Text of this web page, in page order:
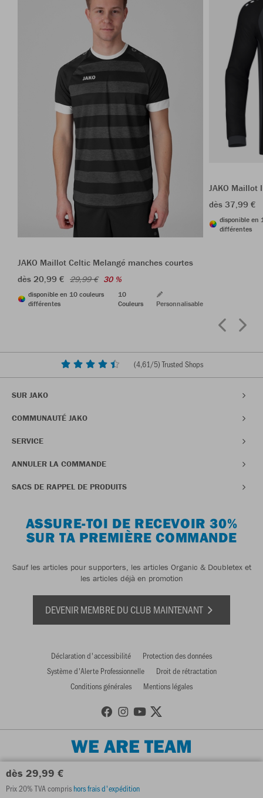
dès 29,99 €
Prix 20% TVA compris hors frais d'expédition
JAKO Maillot Celtic Melangé manches courtes
dès 20,99 € 29,99 € 30 %
disponible en 10 couleurs
différentes
10
Couleurs
Personnalisable
JAKO Maillot
dès 37,99 €
disponible en
différentes
(4,61/5) Trusted Shops
SUR JAKO
COMMUNAUTÉ JAKO
SERVICE
ANNULER LA COMMANDE
SACS DE RAPPEL DE PRODUITS
ASSURE-TOI DE RECEVOIR 30%
SUR TA PREMIÈRE COMMANDE
Sauf les articles pour supporters, les articles Organic & Doubletex et
les articles déjà en promotion
DEVENIR MEMBRE DU CLUB MAINTENANT
Déclaration d'accessibilité
Protection des données
Système d'Alerte Professionnelle
Droit de rétractation
Conditions générales
Mentions légales
WE ARE TEAM